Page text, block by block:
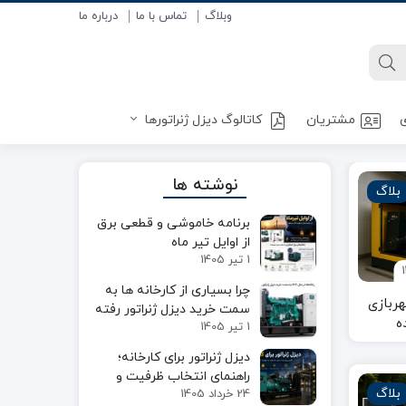
وبلاگ تماس با ما درباره ما
مشتریان کاتالوگ دیزل ژنراتورها
بلاگ
بلاگ
نوشته ها
برنامه خاموشی و قطعی برق
از اوایل تیر ماه
1 تیر 1405
چرا بسیاری از کارخانه ها به
سمت خرید دیزل ژنراتور رفته
اند؟1 تیر 1405
دیزل ژنراتور برای کارخانه؛
راهنمای انتخاب ظرفیت و
تجهیزات مناسب
24 خرداد 1405